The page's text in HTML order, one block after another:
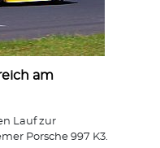
am
Lauf zur
Porsche 997 K3.